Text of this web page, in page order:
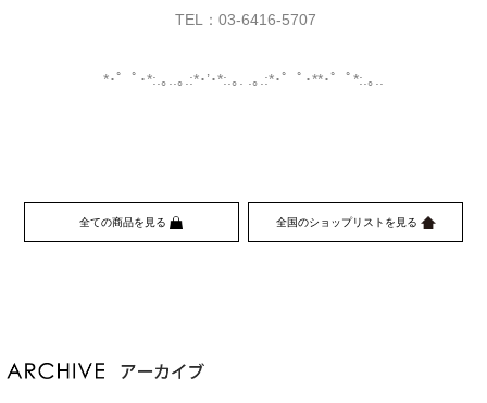
TEL：03-6416-5707
*･゜ﾟ･*:.｡..｡.:*･’･*:.｡. .｡.:*･゜ﾟ･**･゜ﾟ*:.｡..
全ての商品を見る 全国のショップリストを見る